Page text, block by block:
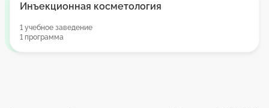
Инъекционная косметология
1 учебное заведение
1 программа